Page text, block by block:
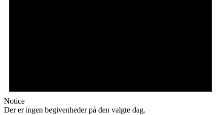
Notice
Der er ingen begivenheder på den valgte dag.